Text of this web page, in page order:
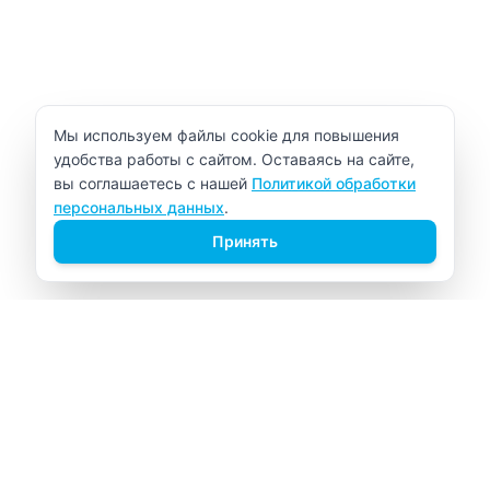
Уведомление об использовании cookie
Мы используем файлы cookie для повышения
удобства работы с сайтом. Оставаясь на сайте,
вы соглашаетесь с нашей Политикой обработки
персональных данных.
Принять